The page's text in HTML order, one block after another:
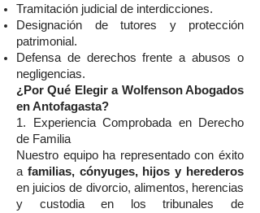
Tramitación judicial de interdicciones.
Designación de tutores y protección
patrimonial.
Defensa de derechos frente a abusos o
negligencias.
¿Por Qué Elegir a Wolfenson Abogados
en Antofagasta?
1. Experiencia Comprobada en Derecho
de Familia
Nuestro equipo ha representado con éxito
a familias, cónyuges, hijos y herederos
en juicios de divorcio, alimentos, herencias
y custodia en los tribunales de